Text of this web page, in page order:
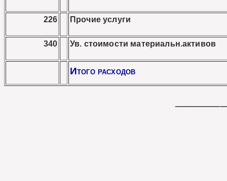
226 Прочие услуги
340 Ув. стоимости материальн.активов
Итого расходов